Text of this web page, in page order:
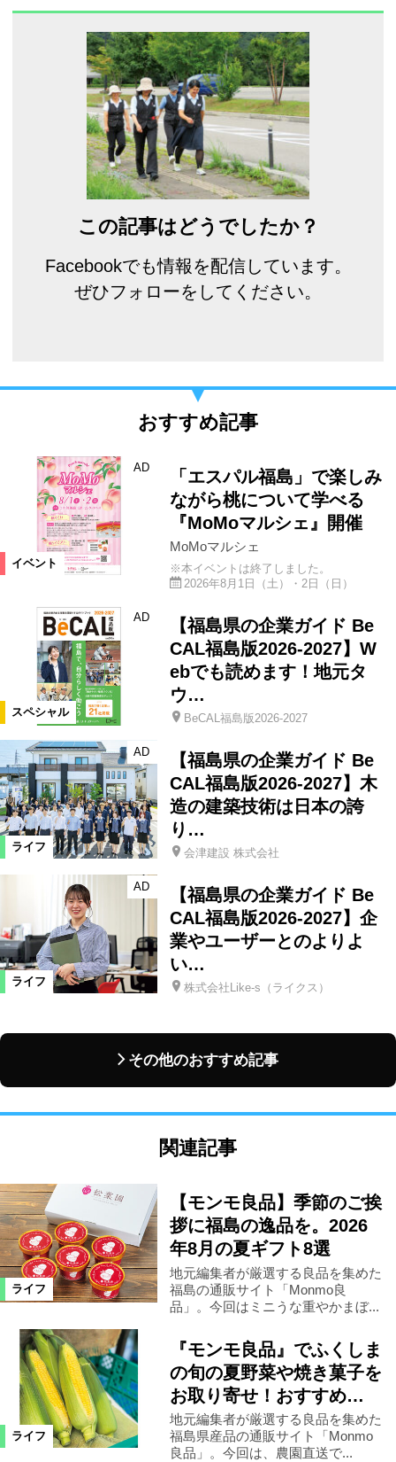
この記事はどうでしたか？
Facebookでも情報を配信しています。
ぜひフォローをしてください。
おすすめ記事
イベント
AD
「エスパル福島」で楽しみ
ながら桃について学べる
『MoMoマルシェ』開催
MoMoマルシェ
※本イベントは終了しました。
2026年8月1日（土）・2日（日）
スペシャル
AD
【福島県の企業ガイド Be
CAL福島版2026-2027】W
ebでも読めます！地元タ
ウ…
BeCAL福島版2026-2027
ライフ
AD
【福島県の企業ガイド Be
CAL福島版2026-2027】木
造の建築技術は日本の誇
り…
会津建設 株式会社
ライフ
AD
【福島県の企業ガイド Be
CAL福島版2026-2027】企
業やユーザーとのよりよ
い…
株式会社Like-s（ライクス）
その他のおすすめ記事
関連記事
ライフ
【モンモ良品】季節のご挨
拶に福島の逸品を。2026
年8月の夏ギフト8選
地元編集者が厳選する良品を集めた
福島の通販サイト「Monmo良
品」。今回はミニうな重やかまぼ...
ライフ
『モンモ良品』でふくしま
の旬の夏野菜や焼き菓子を
お取り寄せ！おすすめ…
地元編集者が厳選する良品を集めた
福島県産品の通販サイト「Monmo
良品」。今回は、農園直送で...